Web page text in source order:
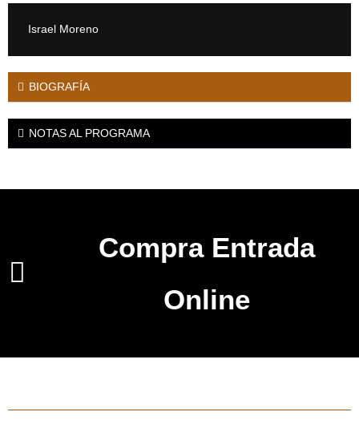
Israel Moreno
BIOGRAFÍA
NOTAS AL PROGRAMA
Compra Entrada
Online